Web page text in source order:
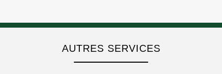
AUTRES SERVICES